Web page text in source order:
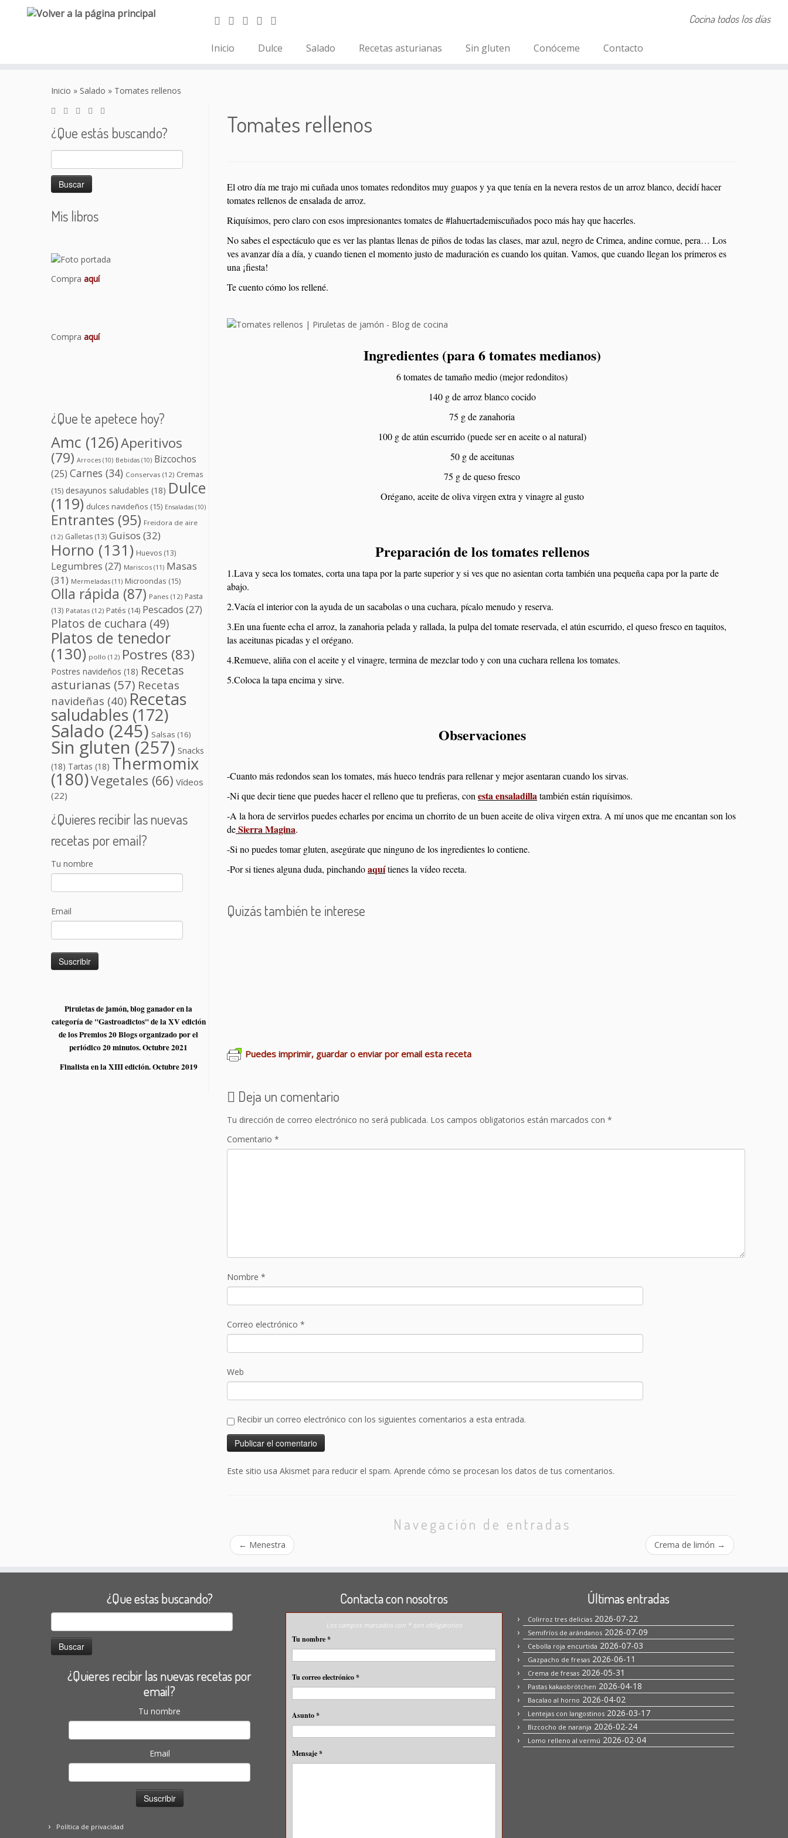
Cocina todos los días
Inicio Dulce Salado Recetas asturianas Sin gluten Conóceme Contacto
Inicio » Salado » Tomates rellenos
¿Que estás buscando?
Buscar:
Mis libros
Compra aquí
Compra aquí
¿Que te apetece hoy?
Amc (126)Aperitivos
(79) Arroces (10) Bebidas (10) Bizcochos
(25) Carnes (34) Conservas (12) Cremas
(15) desayunos saludables (18) Dulce
(119) dulces navideños (15) Ensaladas (10)
Entrantes (95) Freidora de aire
(12) Galletas (13) Guisos (32)
Horno (131) Huevos (13)
Legumbres (27) Mariscos (11) Masas
(31) Mermeladas (11) Microondas (15)
Olla rápida (87) Panes (12) Pasta
(13) Patatas (12) Patés (14) Pescados (27)
Platos de cuchara (49)
Platos de tenedor
(130) pollo (12) Postres (83)
Postres navideños (18) Recetas
asturianas (57) Recetas
navideñas (40) Recetas
saludables (172)
Salado (245) Salsas (16)
Sin gluten (257) Snacks
(18) Tartas (18) Thermomix
(180)Vegetales (66) Vídeos
(22)
¿Quieres recibir las nuevas
recetas por email?
Tu nombre
Email
Piruletas de jamón, blog ganador en la
categoría de "Gastroadictos" de la XV edición
de los Premios 20 Blogs organizado por el
periódico 20 minutos. Octubre 2021
Finalista en la XIII edición. Octubre 2019
Tomates rellenos
El otro día me trajo mi cuñada unos tomates redonditos muy guapos y ya que tenía en la nevera restos de un arroz blanco, decidí hacer
tomates rellenos de ensalada de arroz.
Riquísimos, pero claro con esos impresionantes tomates de #lahuertademiscuñados poco más hay que hacerles.
No sabes el espectáculo que es ver las plantas llenas de piños de todas las clases, mar azul, negro de Crimea, andine cornue, pera… Los
ves avanzar día a día, y cuando tienen el momento justo de maduración es cuando los quitan. Vamos, que cuando llegan los primeros es
una ¡fiesta!
Te cuento cómo los rellené.
Ingredientes (para 6 tomates medianos)
6 tomates de tamaño medio (mejor redonditos)
140 g de arroz blanco cocido
75 g de zanahoria
100 g de atún escurrido (puede ser en aceite o al natural)
50 g de aceitunas
75 g de queso fresco
Orégano, aceite de oliva virgen extra y vinagre al gusto
Preparación de los tomates rellenos
1.Lava y seca los tomates, corta una tapa por la parte superior y si ves que no asientan corta también una pequeña capa por la parte de
abajo.
2.Vacía el interior con la ayuda de un sacabolas o una cuchara, pícalo menudo y reserva.
3.En una fuente echa el arroz, la zanahoria pelada y rallada, la pulpa del tomate reservada, el atún escurrido, el queso fresco en taquitos,
las aceitunas picadas y el orégano.
4.Remueve, aliña con el aceite y el vinagre, termina de mezclar todo y con una cuchara rellena los tomates.
5.Coloca la tapa encima y sirve.
Observaciones
-Cuanto más redondos sean los tomates, más hueco tendrás para rellenar y mejor asentaran cuando los sirvas.
-Ni que decir tiene que puedes hacer el relleno que tu prefieras, con esta ensaladillatambién están riquísimos.
-A la hora de servirlos puedes echarles por encima un chorrito de un buen aceite de oliva virgen extra. A mí unos que me encantan son los
deSierra Magina.
-Si no puedes tomar gluten, asegúrate que ninguno de los ingredientes lo contiene.
-Por si tienes alguna duda, pinchandoaquítienes la vídeo receta.
Quizás también te interese
Puedes imprimir, guardar o enviar por email esta receta
Deja un comentario
Tu dirección de correo electrónico no será publicada. Los campos obligatorios están marcados con *
Comentario *
Nombre *
Correo electrónico *
Web
Recibir un correo electrónico con los siguientes comentarios a esta entrada.
Este sitio usa Akismet para reducir el spam. Aprende cómo se procesan los datos de tus comentarios.
Navegación de entradas
← Menestra Crema de limón →
¿Que estas buscando?
¿Quieres recibir las nuevas recetas por
email?
Tu nombre
Email
Política de privacidad
Contacta con nosotros
Los campos marcados con * son obligatorios
Tu nombre*
Tu correo electrónico*
Asunto*
Mensaje*
Últimas entradas
Colirroz tres delicias 2026-07-22
Semifríos de arándanos 2026-07-09
Cebolla roja encurtida 2026-07-03
Gazpacho de fresas 2026-06-11
Crema de fresas 2026-05-31
Pastas kakaobrötchen 2026-04-18
Bacalao al horno 2026-04-02
Lentejas con langostinos 2026-03-17
Bizcocho de naranja 2026-02-24
Lomo relleno al vermú 2026-02-04